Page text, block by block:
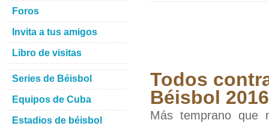
Todos
Béisbol
Más temprano que
Foros
Invita a tus amigos
Libro de visitas
Series de Béisbol
Equipos de Cuba
Estadios de béisbol